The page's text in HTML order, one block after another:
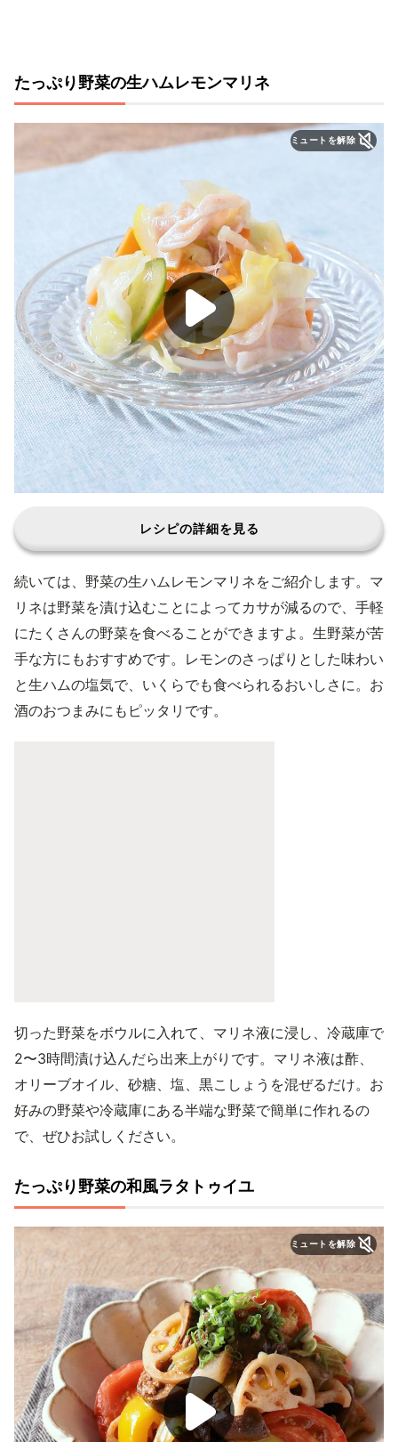
たっぷり野菜の生ハムレモンマリネ
ミュートを解除
レシピの詳細を見る
続いては、野菜の生ハムレモンマリネをご紹介します。マ
リネは野菜を漬け込むことによってカサが減るので、手軽
にたくさんの野菜を食べることができますよ。生野菜が苦
手な方にもおすすめです。レモンのさっぱりとした味わい
と生ハムの塩気で、いくらでも食べられるおいしさに。お
酒のおつまみにもピッタリです。
切った野菜をボウルに入れて、マリネ液に浸し、冷蔵庫で
2〜3時間漬け込んだら出来上がりです。マリネ液は酢、
オリーブオイル、砂糖、塩、黒こしょうを混ぜるだけ。お
好みの野菜や冷蔵庫にある半端な野菜で簡単に作れるの
で、ぜひお試しください。
たっぷり野菜の和風ラタトゥイユ
ミュートを解除